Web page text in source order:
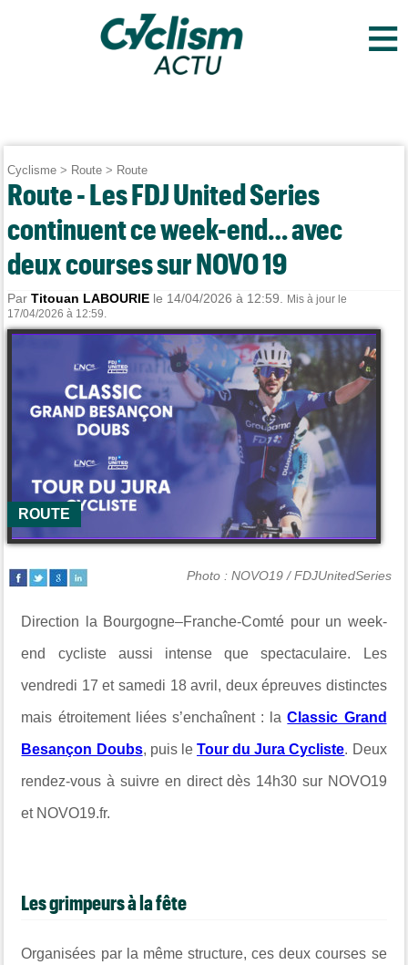
≡
Cyclisme > Route > Route
Route - Les FDJ United Series
continuent ce week-end… avec
deux courses sur NOVO 19
ParTitouan LABOURIE le 14/04/2026 à 12:59.
Mis à jour le
17/04/2026 à 12:59.
ROUTE
Photo : NOVO19 / FDJUnitedSeries
Direction la Bourgogne–Franche-Comté pour un week-
end cycliste aussi intense que spectaculaire. Les
vendredi 17 et samedi 18 avril, deux épreuves distinctes
mais étroitement liées s’enchaînent : laClassic Grand
Besançon Doubs, puis leTour du Jura Cycliste. Deux
rendez-vous à suivre en direct dès 14h30 sur NOVO19
et NOVO19.fr.
Les grimpeurs à la fête
Organisées par la même structure, ces deux courses se